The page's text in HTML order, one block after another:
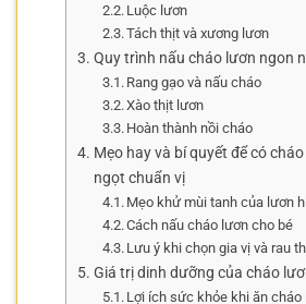
Luộc lươn
Tách thịt và xương lươn
Quy trình nấu cháo lươn ngon
Rang gạo và nấu cháo
Xào thịt lươn
Hoàn thành nồi cháo
Mẹo hay và bí quyết để có
ngọt chuẩn vị
Mẹo khử mùi tanh của lươn
Cách nấu cháo lươn cho bé
Lưu ý khi chọn gia vị và rau
Giá trị dinh dưỡng của cháo
Lợi ích sức khỏe khi ăn cháo